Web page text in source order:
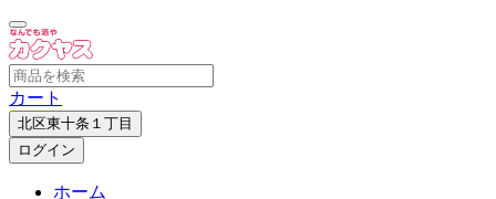
カート
北区東十条１丁目
ログイン
ホーム